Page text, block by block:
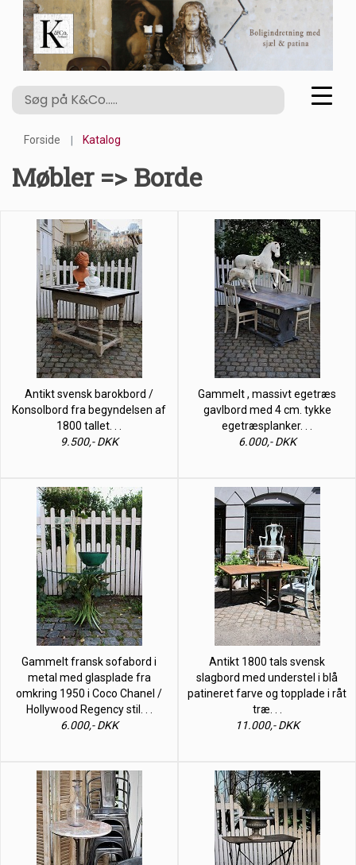
Forside Katalog
Møbler => Borde
Antikt svensk barokbord /
Konsolbord fra begyndelsen af
1800 tallet. . .
9.500,- DKK
Gammelt , massivt egetræs
gavlbord med 4 cm. tykke
egetræsplanker. . .
6.000,- DKK
Gammelt fransk sofabord i
metal med glasplade fra
omkring 1950 i Coco Chanel /
Hollywood Regency stil. . .
6.000,- DKK
Antikt 1800 tals svensk
slagbord med understel i blå
patineret farve og topplade i råt
træ. . .
11.000,- DKK